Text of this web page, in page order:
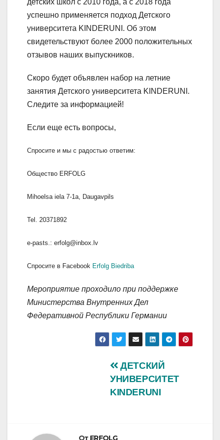
детских школ с 2010 года, а с 2018 года
успешно применяется подход Детского
университета KINDERUNI. Об этом
свидетельствуют более 2000 положительных
отзывов наших выпускников.
Скоро будет объявлен набор на летние
занятия Детского университета KINDERUNI.
Следите за информацией!
Если еще есть вопросы,
Спросите и мы с радостью ответим:
Общество ERFOLG
Mihoelsa iela 7-1a, Daugavpils
Tel. 20371892
e-pasts.: erfolg@inbox.lv
Спросите в Facebook Erfolg Biedriba
Мероприятие проходило при поддержке
Министерства Внутренних Дел
Федеративной Республики Германии
Навигация
ДЕТСКИЙ
УНИВЕРСИТЕТ
KINDERUNI
От ERFOLG